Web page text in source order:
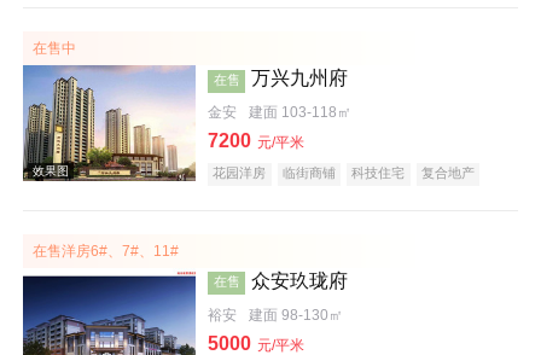
效果图
在售中
在售 万兴九州府
金安 建面 103-118㎡
7200 元/平米
花园洋房 临街商铺 科技住宅
复合地产
在售洋房6#、7#、11#
在售 众安玖珑府
裕安 建面 98-130㎡
5000 元/平米